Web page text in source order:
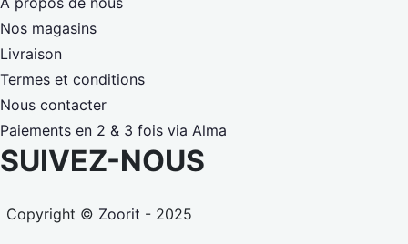
Nos magasins
Livraison
Termes et conditions
Nous contacter
Paiements en 2 & 3 fois via Alma
SUIVEZ-NOUS
Copyright © Zoorit - 2025